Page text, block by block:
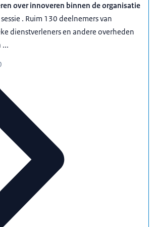
over innoveren binnen de organisatie
. Ruim 130 deelnemers van
dienstverleners en andere overheden
...